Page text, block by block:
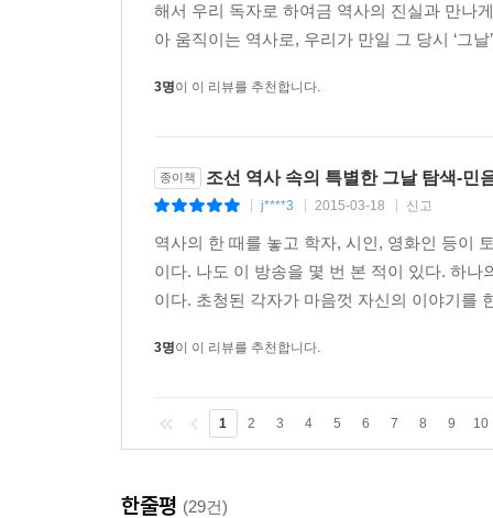
해서 우리 독자로 하여금 역사의 진실과 만나
아 움직이는 역사로, 우리가 만일 그 당시 ‘그
3명이 이 리뷰를 추천합니다.
종이책 조선 역사 속의 특별한 그날 탐색-민
j****3 2015-03-18 신고
역사의 한 때를 놓고 학자, 시인, 영화인 등이
이다. 나도 이 방송을 몇 번 본 적이 있다. 하
이다. 초청된 각자가 마음껏 자신의 이야기를
3명이 이 리뷰를 추천합니다.
1 2 3 4 5 6 7 8 9 10
한줄평 (29건)